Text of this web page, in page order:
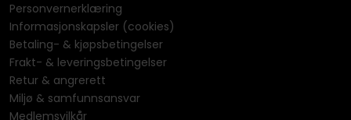
Personvernerklæring
Informasjonskapsler (cookies)
Betaling- & kjøpsbetingelser
Frakt- & leveringsbetingelser
Retur & angrerett
Miljø & samfunnsansvar
Medlemsvilkår